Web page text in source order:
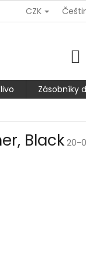
NEBO
CZK
Zásobníky
Black 20-